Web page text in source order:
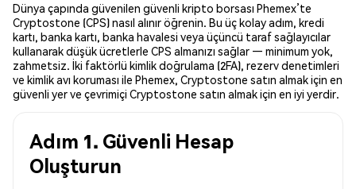
Dünya çapında güvenilen güvenli kripto borsası Phemex’te
Cryptostone (CPS) nasıl alınır öğrenin. Bu üç kolay adım, kredi
kartı, banka kartı, banka havalesi veya üçüncü taraf sağlayıcılar
kullanarak düşük ücretlerle CPS almanızı sağlar — minimum yok,
zahmetsiz. İki faktörlü kimlik doğrulama (2FA), rezerv denetimleri
ve kimlik avı koruması ile Phemex, Cryptostone satın almak için en
güvenli yer ve çevrimiçi Cryptostone satın almak için en iyi yerdir.
Adım 1. Güvenli Hesap
Oluşturun